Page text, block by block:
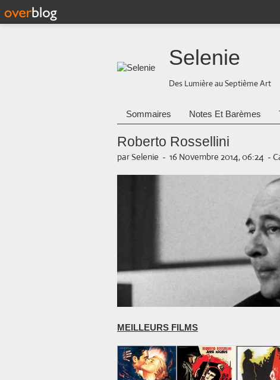
Selenie
Des Lumière au Septième Art
Sommaires Notes Et Barèmes
Roberto Rossellini
par Selenie - 16 Novembre 2014, 06:24 -
MEILLEURS FILMS